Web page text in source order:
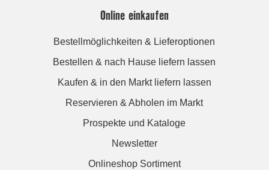
Online einkaufen
Bestellmöglichkeiten & Lieferoptionen
Bestellen & nach Hause liefern lassen
Kaufen & in den Markt liefern lassen
Reservieren & Abholen im Markt
Prospekte und Kataloge
Newsletter
Onlineshop Sortiment